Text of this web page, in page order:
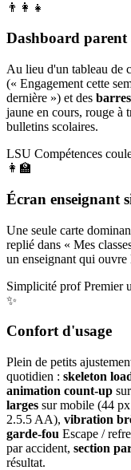
👨‍👩‍👧
Dashboard parent
Au lieu d'un tableau de
(« Engagement cette
dernière ») et des
jaune en cours, rouge
bulletins scolaires.
LSU Compétences
👩‍🏫
Écran enseignant
Une seule carte
replié dans « Mes
un enseignant qui
Simplicité prof Premier
✨
Confort d'usage
Plein de petits
quotidien : skeleton
animation count-up
larges sur mobile (44
2.5.5 AA), vibration
garde-fou Escape /
par accident, section
résultat.